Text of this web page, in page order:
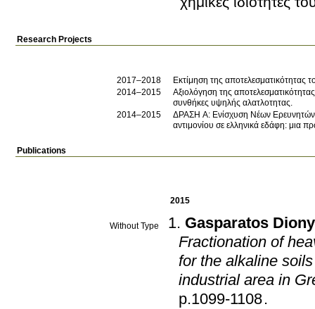
Research Projects
2017–2018
Εκτίμηση της αποτελεσματικότητας
2014–2015
Αξιολόγηση της
συνθήκες υψηλής αλατλοτητας.
2014–2015
ΔΡΑΣΗ Α: Ενίσχυση Νέων Ερευνητών
αντιμονίου σε ελληνικά εδάφη: μια
Publications
2015
Without Type
Gasparatos
Fractionation of
for the alkaline
industrial area in
p.1099-1108.